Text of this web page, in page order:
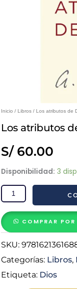
Inicio / Libros / Los atributos de
Los atributos
S/60.00
Disponibilidad: 3
Los
atributos
(Vol
1)
-
A.
W.
COMPRAR
SKU:
Categorías: Libros,
Etiqueta: Dios